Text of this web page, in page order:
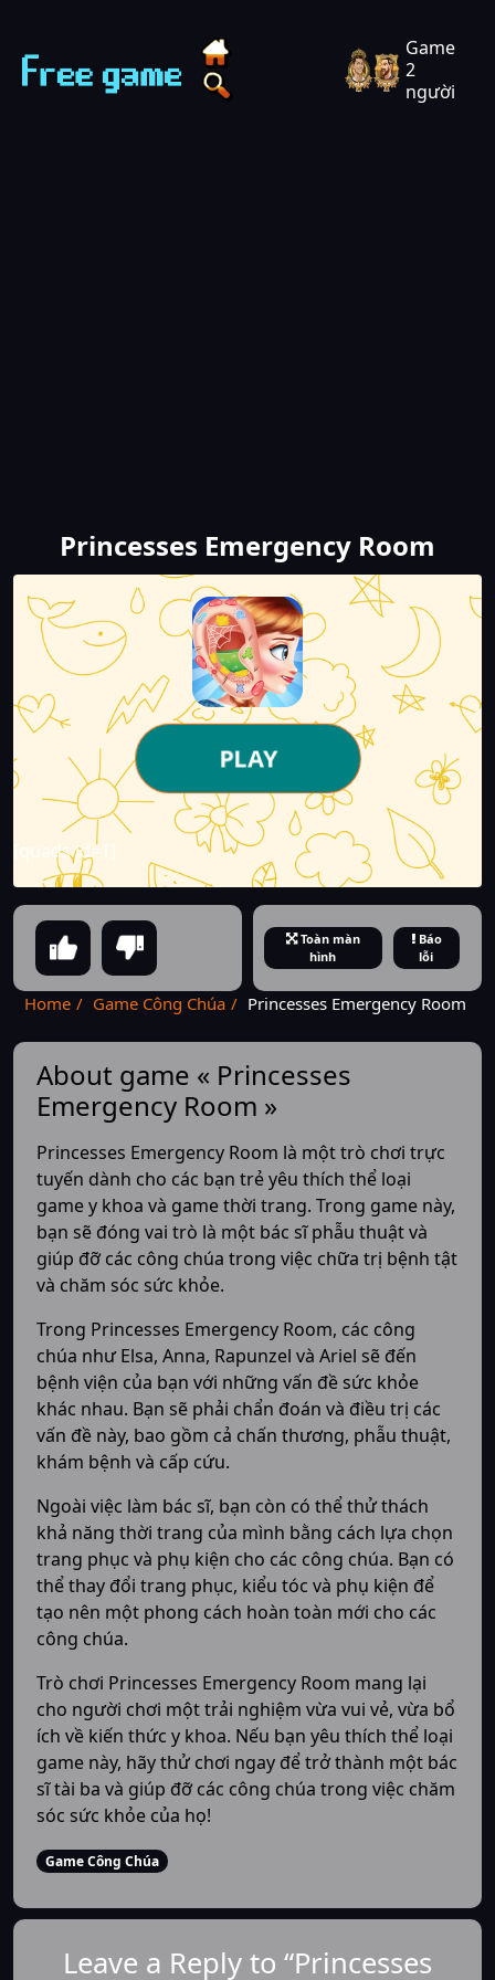
Techvui Play - Chơi game miễn phí
Tìm game
Game
2
người
Princesses Emergency Room
PLAY
[quads id=1]
Toàn màn
hình
Báo
lỗi
Home Game Công Chúa Princesses Emergency Room
About game « Princesses
Emergency Room »
Princesses Emergency Room là một trò chơi trực
tuyến dành cho các bạn trẻ yêu thích thể loại
game y khoa và game thời trang. Trong game này,
bạn sẽ đóng vai trò là một bác sĩ phẫu thuật và
giúp đỡ các công chúa trong việc chữa trị bệnh tật
và chăm sóc sức khỏe.
Trong Princesses Emergency Room, các công
chúa như Elsa, Anna, Rapunzel và Ariel sẽ đến
bệnh viện của bạn với những vấn đề sức khỏe
khác nhau. Bạn sẽ phải chẩn đoán và điều trị các
vấn đề này, bao gồm cả chấn thương, phẫu thuật,
khám bệnh và cấp cứu.
Ngoài việc làm bác sĩ, bạn còn có thể thử thách
khả năng thời trang của mình bằng cách lựa chọn
trang phục và phụ kiện cho các công chúa. Bạn có
thể thay đổi trang phục, kiểu tóc và phụ kiện để
tạo nên một phong cách hoàn toàn mới cho các
công chúa.
Trò chơi Princesses Emergency Room mang lại
cho người chơi một trải nghiệm vừa vui vẻ, vừa bổ
ích về kiến thức y khoa. Nếu bạn yêu thích thể loại
game này, hãy thử chơi ngay để trở thành một bác
sĩ tài ba và giúp đỡ các công chúa trong việc chăm
sóc sức khỏe của họ!
Game Công Chúa
Leave a Reply to “Princesses